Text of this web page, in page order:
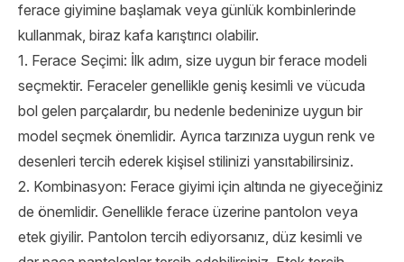
ferace giyimine başlamak veya günlük kombinlerinde
kullanmak, biraz kafa karıştırıcı olabilir.
1. Ferace Seçimi: İlk adım, size uygun bir ferace modeli
seçmektir. Feraceler genellikle geniş kesimli ve vücuda
bol gelen parçalardır, bu nedenle bedeninize uygun bir
model seçmek önemlidir. Ayrıca tarzınıza uygun renk ve
desenleri tercih ederek kişisel stilinizi yansıtabilirsiniz.
2. Kombinasyon: Ferace giyimi için altında ne giyeceğiniz
de önemlidir. Genellikle ferace üzerine pantolon veya
etek giyilir. Pantolon tercih ediyorsanız, düz kesimli ve